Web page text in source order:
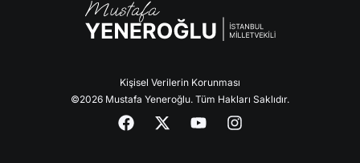
Kişisel Verilerin Korunması
©2026 Mustafa Yeneroğlu. Tüm Hakları Saklıdır.